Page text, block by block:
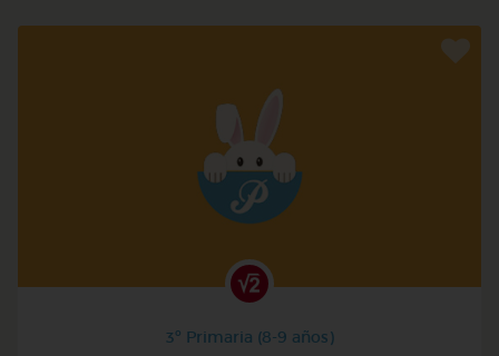
3º Primaria (8-9 años)